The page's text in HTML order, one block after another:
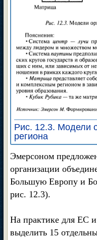
Рис. 12.3. Модели
региона
Эмерсоном
организации
Большую Европу и
рис. 12.3).
На практике для ЕС
выделить 15